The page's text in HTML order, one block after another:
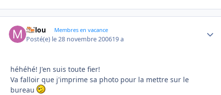
milou Membres en vacance
Posté(e) le 28 novembre 200619 a
héhéhé! J'en suis toute fier!
Va falloir que j'imprime sa photo pour la mettre sur le
bureau